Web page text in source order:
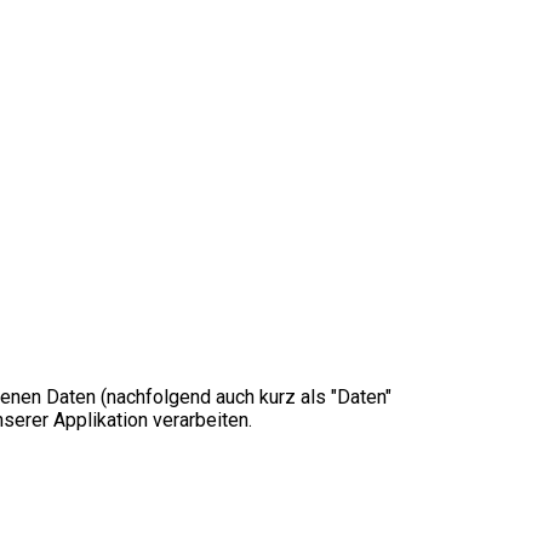
Daten (nachfolgend auch kurz als "Daten"
Applikation verarbeiten.